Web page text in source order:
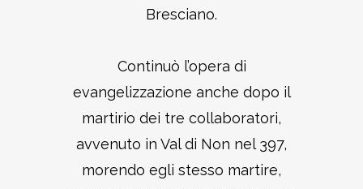
Bresciano.
Continuò l’opera di
evangelizzazione anche dopo il
martirio dei tre collaboratori,
avvenuto in Val di Non nel 397,
morendo egli stesso martire,